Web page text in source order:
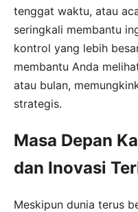
tenggat waktu, atau
seringkali membantu
kontrol yang lebih
membantu Anda
atau bulan,
strategis.
Masa Depan
dan Inovasi
Meskipun dunia terus